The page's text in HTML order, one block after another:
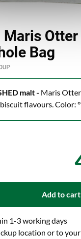
Maris
Bag
malt - Maris
flavours. Color:
Add to cart
1-3 working days
location or to